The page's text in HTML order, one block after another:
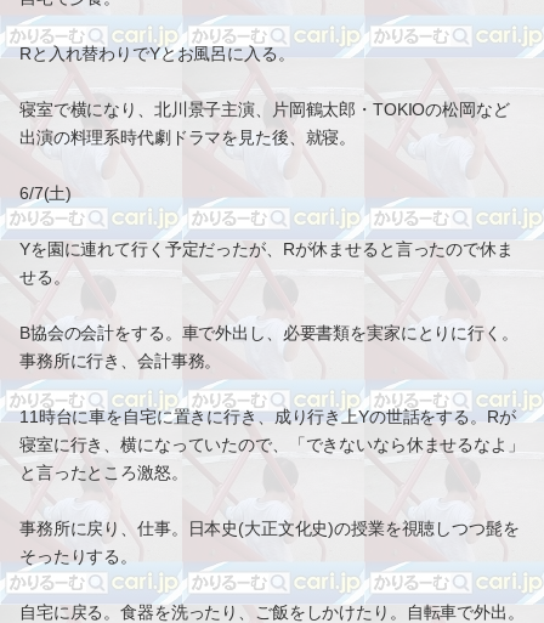
Rと入れ替わりでYとお風呂に入る。
寝室で横になり、北川景子主演、片岡鶴太郎・TOKIOの松岡など
出演の料理系時代劇ドラマを見た後、就寝。
6/7(土)
Yを園に連れて行く予定だったが、Rが休ませると言ったので休ま
せる。
B協会の会計をする。車で外出し、必要書類を実家にとりに行く。
事務所に行き、会計事務。
11時台に車を自宅に置きに行き、成り行き上Yの世話をする。Rが
寝室に行き、横になっていたので、「できないなら休ませるなよ」
と言ったところ激怒。
事務所に戻り、仕事。日本史(大正文化史)の授業を視聴しつつ髭を
そったりする。
自宅に戻る。食器を洗ったり、ご飯をしかけたり。自転車で外出。